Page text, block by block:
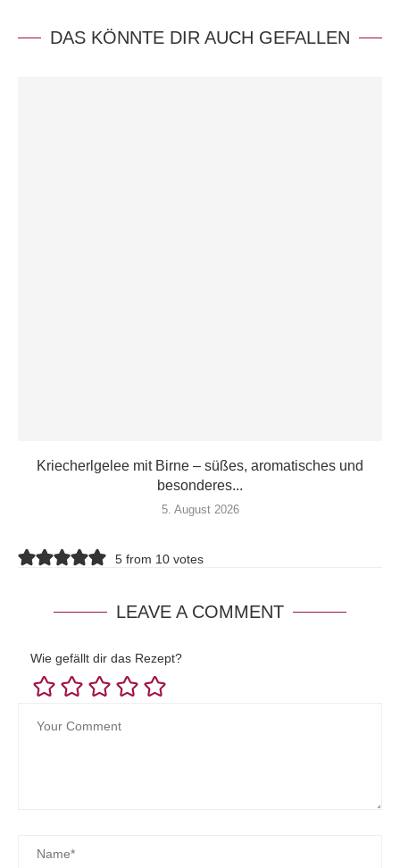
DAS KÖNNTE DIR AUCH GEFALLEN
Kriecherlgelee mit Birne – süßes, aromatisches und
besonderes...
5. August 2026
5 from 10 votes
LEAVE A COMMENT
Wie gefällt dir das Rezept?